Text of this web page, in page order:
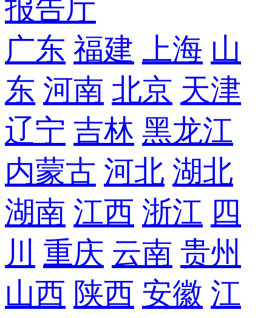
报告厅
广东 福建 上海 山
东 河南 北京 天津
辽宁 吉林 黑龙江
内蒙古 河北 湖北
湖南 江西 浙江 四
川
重庆 云南 贵州
山西 陕西 安徽 江